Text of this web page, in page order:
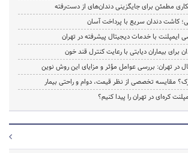
مطمئن برای جایگزینی دندان‌های از دست‌رفته
کاشت دندان سریع با پرداخت آسان
ایمپلنت با خدمات دیجیتال پیشرفته در تهران
برای بیماران دیابتی با رعایت کنترل قند خون
در تهران: بررسی عوامل مؤثر و مزایای این روش نوین
مقایسه تخصصی از نظر قیمت، دوام و راحتی بیمار
کره‌ای در تهران را پیدا کنیم؟